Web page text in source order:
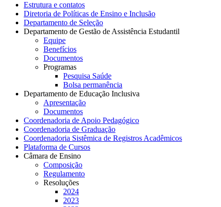
Estrutura e contatos
Diretoria de Políticas de Ensino e Inclusão
Departamento de Seleção
Departamento de Gestão de Assistência Estudantil
Equipe
Benefícios
Documentos
Programas
Pesquisa Saúde
Bolsa permanência
Departamento de Educação Inclusiva
Apresentação
Documentos
Coordenadoria de Apoio Pedagógico
Coordenadoria de Graduação
Coordenadoria Sistêmica de Registros Acadêmicos
Plataforma de Cursos
Câmara de Ensino
Composição
Regulamento
Resoluções
2024
2023